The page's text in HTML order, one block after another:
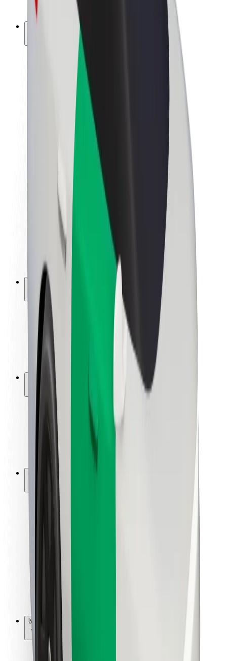
ფრენჩაიზი
ვაკანსიები
Bolt-ის შესახებ
Bolt და ეკომეგობრულობა
ნულოვანი პროექტი
სიახლეები
ბრენდის გზამკვლევი
ინვესტორებთან ურთიერთობა
ლიდერობა
ბრენდი
მედია
ურბანული ფონდი
უსაფრთხოება
მგზავრების უსაფრთხოება
მძღოლების უსაფრთხოება
სკუტერის უსაფრთხოება
უსაფრთხოება
ქალაქები
ლოკაციები
ქალაქი უკეთესობისკენ
აეროპორტები
Bolt-ის დასატენი სადგური
მხარდაჭერა
მგზავრებისთვის
მძღოლებისთვის
კურიერებისთვის
ავტოპარკის მფლობელებისთვის
რესტორნებისთვის
სხვა
მომწოდებლები